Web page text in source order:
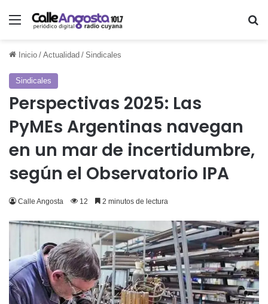
Menú
Inicio / Actualidad / Sindicales
Sindicales
Perspectivas 2025: Las
PyMEs Argentinas navegan
en un mar de incertidumbre,
según el Observatorio IPA
Calle Angosta 12 2 minutos de lectura